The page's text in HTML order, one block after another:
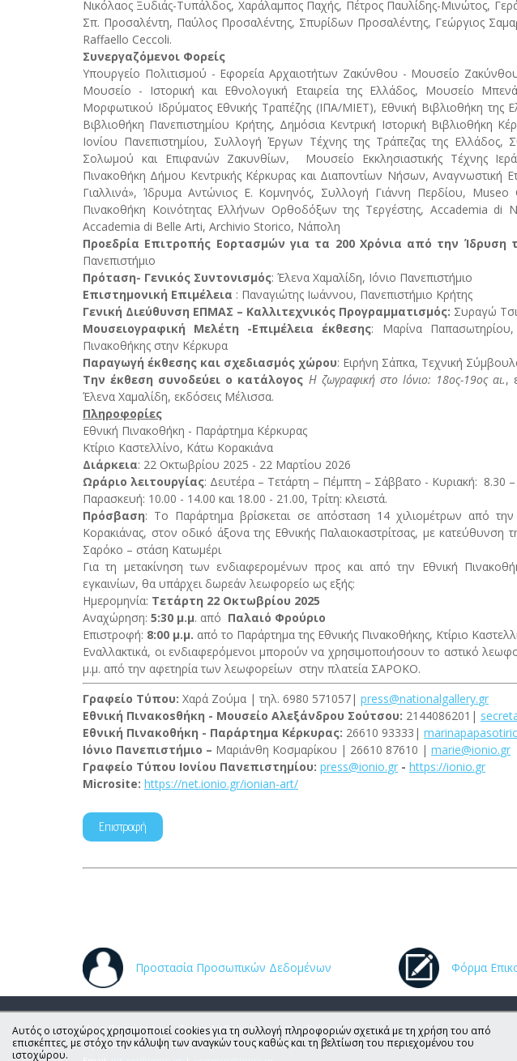
Νικόλαος Ξυδιάς-Τυπάλδος, Χαράλαμπος Παχής, Πέτρος Παυλίδης-Μινώτος,
Σπ. Προσαλέντη, Παύλος Προσαλέντης, Σπυρίδων Προσαλέντης, Γεώργιος
Raffaello Ceccoli.
Συνεργαζόμενοι Φορείς
Υπουργείο Πολιτισμού - Εφορεία Αρχαιοτήτων Ζακύνθου - Μουσείο
Μουσείο - Ιστορική και Εθνολογική Εταιρεία της Ελλάδος, Μουσείο
Μορφωτικού Ιδρύματος Εθνικής Τραπέζης (ΙΠΑ/ΜΙΕΤ), Εθνική Βιβλιοθήκη
Βιβλιοθήκη Πανεπιστημίου Κρήτης, Δημόσια Κεντρική Ιστορική Βιβλιοθήκη
Ιονίου Πανεπιστημίου, Συλλογή Έργων Τέχνης της Τράπεζας της
Σολωμού και Επιφανών Ζακυνθίων, Μουσείο Εκκλησιαστικής Τέχνης
Πινακοθήκη Δήμου Κεντρικής Κέρκυρας και Διαποντίων Νήσων, Αναγνωστική
Γιαλλινά», Ίδρυμα Αντώνιος Ε. Κομνηνός, Συλλογή Γιάννη Περδίου,
Πινακοθήκη Κοινότητας Ελλήνων Ορθοδόξων της Τεργέστης, Accademia
Accademia di Belle Arti, Archivio Storico, Νάπολη
Προεδρία Επιτροπής Εορτασμών για τα 200 Χρόνια από την Ίδρυση
Πανεπιστήμιο
Πρόταση- Γενικός Συντονισμός: Έλενα Χαμαλίδη, Ιόνιο Πανεπιστήμιο
Επιστημονική Επιμέλεια : Παναγιώτης Ιωάννου, Πανεπιστήμιο Κρήτης
Γενική Διεύθυνση ΕΠΜΑΣ – Καλλιτεχνικός Προγραμματισμός: Συραγώ
Μουσειογραφική Μελέτη -Επιμέλεια έκθεσης: Μαρίνα Παπασωτηρίου,
Πινακοθήκης στην Κέρκυρα
Παραγωγή έκθεσης και σχεδιασμός χώρου: Ειρήνη Σάπκα, Τεχνική
Την έκθεση συνοδεύει ο κατάλογος Η ζωγραφική στο Ιόνιο: 18ος-19ος αι.,
Έλενα Χαμαλίδη, εκδόσεις Μέλισσα.
Πληροφορίες
Εθνική Πινακοθήκη - Παράρτημα Κέρκυρας
Kτίριο Καστελλίνο, Κάτω Κορακιάνα
Διάρκεια: 22 Οκτωβρίου 2025 - 22 Μαρτίου 2026
Ωράριο λειτουργίας: Δευτέρα – Τετάρτη – Πέμπτη – Σάββατο - Κυριακή: 8.30
Παρασκευή: 10.00 - 14.00 και 18.00 - 21.00, Τρίτη: κλειστά.
Πρόσβαση: Το Παράρτημα βρίσκεται σε απόσταση 14 χιλιομέτρων από
Κορακιάνας, στον οδικό άξονα της Εθνικής Παλαιοκαστρίτσας, με
Σαρόκο – στάση Κατωμέρι
Για τη μετακίνηση των ενδιαφερομένων προς και από την Εθνική
εγκαινίων, θα υπάρχει δωρεάν λεωφορείο ως εξής:
Ημερομηνία: Τετάρτη 22 Οκτωβρίου 2025
Αναχώρηση: 5:30 μ.μ. από Παλαιό Φρούριο
Επιστροφή: 8:00 μ.μ. από το Παράρτημα της Εθνικής Πινακοθήκης, Κτίριο
Εναλλακτικά, οι ενδιαφερόμενοι μπορούν να χρησιμοποιήσουν το αστικό
μ.μ. από την αφετηρία των λεωφορείων στην πλατεία ΣΑΡΟΚΟ.
Γραφείο Τύπου: Χαρά Ζούμα | τηλ. 6980 571057| press@nationalgallery.gr
Εθνική Πινακοsθήκη - Μουσείο Αλεξάνδρου Σούτσου: 2144086201|
Εθνική Πινακοθήκη - Παράρτημα Κέρκυρας: 26610 93333|
Ιόνιο Πανεπιστήμιο – Μαριάνθη Κοσμαρίκου | 26610 87610 | marie@ionio.gr
Γραφείο Τύπου Ιονίου Πανεπιστημίου: press@ionio.gr - https://ionio.gr
Microsite: https://net.ionio.gr/ionian-art/
Επιστροφή
Προστασία Προσωπικών Δεδομένων Φόρμα
Ιόνιο Πανεπιστήμιο - Τμήμα Διεθνών & Δημοσίων Σχέσεων
Τηλέφωνα: 0030 26610 87608 / 0030 26610 87607
Αυτός ο ιστοχώρος χρησιμοποιεί cookies για τη συλλογή πληροφοριών σχετικά με τη χρήση του από
επισκέπτες, με στόχο την κάλυψη των αναγκών τους καθώς και τη βελτίωση του περιεχομένου του
ιστοχώρου.